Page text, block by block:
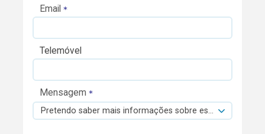
Email
Telemóvel
Mensagem
Pretendo saber mais informações sobre esta viatura.